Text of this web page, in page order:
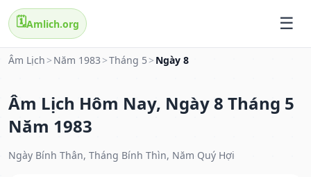
🗓️Amlich.org
Âm Lịch > Năm 1983 >Tháng 5 > Ngày 8
Âm Lịch Hôm Nay, Ngày 8 Tháng 5
Năm 1983
Ngày Bính Thân, Tháng Bính Thìn, Năm Quý Hợi